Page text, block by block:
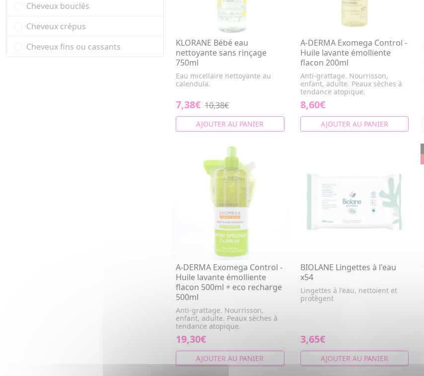
KLORANE Bébé eau
nettoyante sans rinçage
750ml
Eau micellaire nettoyante au
calendula.
7,38€ 10,38€
AJOUTER AU PANIER
A-DERMA Exomega Control -
Huile lavante émolliente
flacon 200ml
Anti-grattage. Nourrisson,
enfant, adulte. Peaux sèches à
tendance atopique.
8,60€
AJOUTER AU PANIER
A-DERMA Exomega Control -
Huile lavante émolliente
flacon 500ml + eco recharge
500ml
Anti-grattage. Nourrisson,
enfant, adulte. Peaux sèches à
tendance atopique.
19,30€
AJOUTER AU PANIER
BIOLANE Lingettes à l'eau
x54
Lingettes à l'eau, nettoient et
protègent
3,65€
AJOUTER AU PANIER
Cheveux bouclés
Cheveux crépus
Cheveux fins ou cassants